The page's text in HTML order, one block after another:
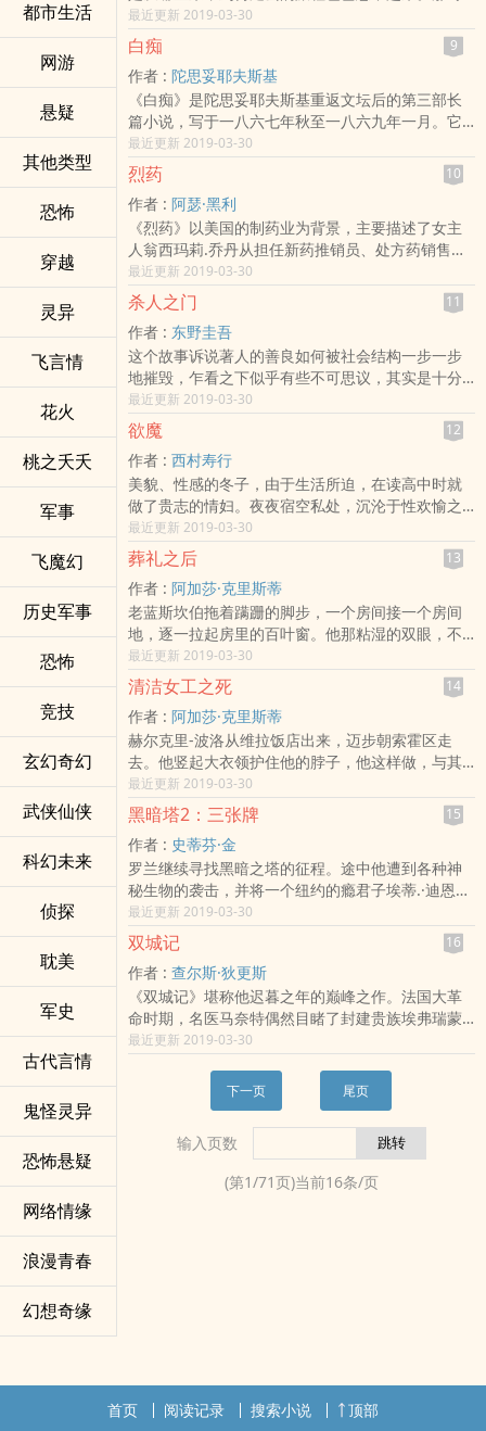
都市生活
网游
悬疑
其他类型
恐怖
穿越
灵异
飞言情
花火
桃之夭夭
军事
飞魔幻
历史军事
恐怖
竞技
玄幻奇幻
武侠仙侠
科幻未来
侦探
耽美
军史
古代言情
鬼怪灵异
恐怖悬疑
网络情缘
浪漫青春
幻想奇缘
我刚过二十，每天在颓废中生活，当时怀疑人生的
态度与刚体会到的游戏感受莫名地交织在一起。也
许正因为如此，那时的记忆也就更加模糊不清了。
那是艘两三百吨，包着铁皮的小木船。我横躺在二
等船舱中。这是位于船尾，依照船体呈环状的铺有
榻榻米的房间。因为是晚上，两盏被油烟熏得乌黑
的煤油灯垂吊着，随着船体的晃动，像座钟的钟摆
一样，左右摇动着。
最近更新 2019-03-30
白痴 9
作者 : 陀思妥耶夫斯基
《白痴》是陀思妥耶夫斯基重返文坛后的第三部长
篇小说，写于一八六七年秋至一八六九年一月。它
揭露了资本主义残暴不仁，显示出作者高度的艺术
才华。小说中一系列细节和场面所以具有巨大的艺
术感染力，还因为富于象征性，对现实进行高度概
括。娜斯塔西娅·菲里波芙娜把十万卢布扔进壁炉，
全体来宾都屏息凝神地望着那熊熊的火焰怎样吞食
这笔巨款，一个个眼睛充满血丝，心痛欲裂，恨不
得一下子把它抓到自己手中。这个场面象征着对金
钱蔑视和崇拜这两种势力的搏斗，写得十分精彩，
在世界文学中也是少见的篇章。
最近更新 2019-03-30
烈药 10
作者 : 阿瑟·黑利
《烈药》以美国的制药业为背景，主要描述了女主
人翁西玛莉.乔丹从担任新药推销员、处方药销售经
理、一直到担任某制药大公司总经理的坎坷经理。
《烈药》作者黑利是著名的加拿大籍旅美作家，
《烈药》中作者保持了一贯的严谨创作作风，细致
刻画了美国医药销售人员、医疗人员等形形‌­‍色‍​‌色‎的
人物。《烈药》是作者创造时间跨度最大的一部作
品－数十年。
最近更新 2019-03-30
杀人之门 11
作者 : 东野圭吾
这个故事诉说著人的善良如何被社会结构一步一步
地摧毁，乍看之下似乎有些不可思议，其实是十分
写实的。人的内心深处是否都隐藏著杀人欲望？要
怎样的引信才会跨过杀人之门？是需要一时的冲
动，还是动机、环境、时机、导火线缺一不可？ 一
本以喧腾一时的诈欺事件为题材，探讨人性黑暗面
的深度小说。这世上发生的事情，大部分不只是单
纯的巧合。「你对我下了诅咒，而我则逃不出那个
缚咒。」「如果有一条界线，决定能不能成为杀人
犯……我的心应该游走在界线边缘。」毒杀、诈欺、
诅咒信、家破人亡……
最近更新 2019-03-30
欲魔 12
作者 : 西村寿行
美貌、性感的冬子，由于生活所迫，在读高中时就
做了贵志的情妇。夜夜宿空私处，沉沦于性欢愉之
中不能自拔。一次意外的事故，使她失去了作为女
人最宝贵的东西。从此她认为自己再也不是一个正
常的女人了，和贵志交欢时，无论怎样努力，都达
不到以往的‎​‍高‌‎‍潮‌‌。严重的性心理变态使她变成了一
个放荡不羁的女人，为了寻求性刺激，她沉沦在同
性恋的泥潭中。一天深夜，她突然受到两个暴徒的
袭击，受到了残酷的‎轮­奸‌­‍，但是，意想不到的事却
突然发生了……小说描写细赋，甚称西村寿行又一部
崭新风格之力作。
最近更新 2019-03-30
葬礼之后 13
作者 : 阿加莎·克里斯蒂
老蓝斯坎伯拖着蹒跚的脚步，一个房间接一个房间
地，逐一拉起房里的百叶窗。他那粘湿的双眼，不
时地望向窗外，挤出了满脸的皱纹。他们就快要从
火葬场回来了。他老迈的脚步加快了些。窗子这么
多。“思德比府邸”是一幢维多利亚女王时代的哥德式
大建筑。每个房间的窗帘都是豪华锦缎或天鹅绒，
有些墙面上仍旧系挂着丝绸，尽管这些都已年久褪
色。老主仆来到了绿色调的客厅，抬头看了壁炉架
上那帧老葛尼路斯-亚伯尼瑟的肖像一眼，“思德比府
邸”就是为他而建的。葛尼路斯-亚伯尼瑟褐色的胡须
气势汹汹的向前弯翘，一只手搁在一个地球仪上，
不知是出于他自己的要求，或是画家的象征手法。
最近更新 2019-03-30
清洁女工之死 14
作者 : 阿加莎·克里斯蒂
赫尔克里-波洛从维拉饭店出来，迈步朝索霍区走
去。他竖起大衣领护住他的脖子，他这样做，与其
说是一种需要，不如说是处于谨慎，因为这时的夜
晚并不太冷。“不过，在我这种年龄，一个人还是别
冒什么风险的好。”波洛习惯这样说。他心情愉快，
两眼睡意朦胧。维拉饭店的蜗牛实在是美味极了，
真是一个好地方，这个地道的小餐馆，这次总算是
找对了。这样想着，赫尔克里-波洛像一只吃得心满
意足的狗那样，卷起舌头舔了舔他的嘴唇，又从口
袋里掏出手绢，小心翼翼地拍了拍他浓密的小胡
子。
最近更新 2019-03-30
黑暗塔2：三张牌 15
作者 : 史蒂芬·金
罗兰继续寻找黑暗之塔的征程。途中他遭到各种神
秘生物的袭击，并将一个纽约的瘾君子埃蒂.·迪恩带
回自己的世界、成了朋友。他们结伴通行，又遇到
了一个有自闭症的非洲裔女士奥黛塔·霍姆斯，以及
奥黛塔自我的邪恶一面黛塔.·沃克。四人结伴通行，
而奥黛塔和黛塔也逐渐合二为一，成为一个新人苏
珊娜，并同埃蒂共结连理。
最近更新 2019-03-30
双城记 16
作者 : 查尔斯·狄更斯
《双城记》堪称他迟暮之年的巅峰之作。法国大革
命时期，名医马奈特偶然目睹了封建贵族埃弗瑞蒙
德兄弟草营人命的暴行，因为打抱不平，反被投入
巴士底狱，监禁了十八年。出狱后，马奈特之女露
茜却与仇家的儿子达奈堕入情网。于是，在法国革
命的旋涡中，一幕幕家族的恩怨情仇隆重上演，
善、恶、生、死在冲突中交融，在转瞬间变换……
《双城记》结构严整，语言凝练，狄更斯对革命与
人性的深度思考和令人叹为观止的写作才华，在其
中得到了淋漓尽致的展现。
最近更新 2019-03-30
下一页 尾页
输入页数
(第1/71页)当前16条/页
首页 阅读记录 搜索小说 顶部